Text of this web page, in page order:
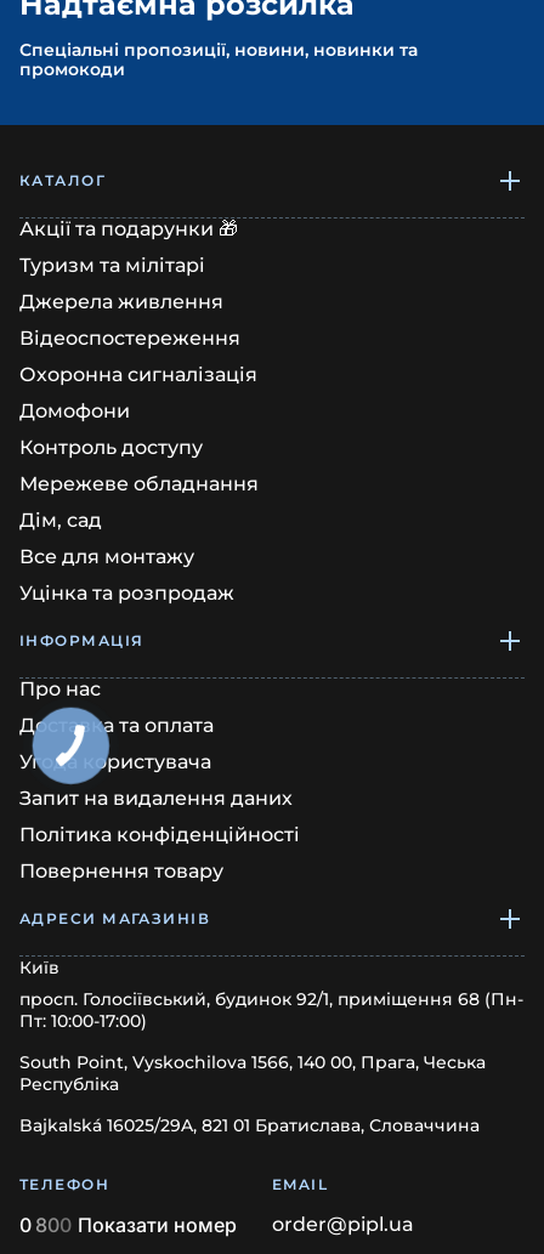
Спеціальні пропозиції, новини, новинки та
промокоди
КАТАЛОГ
Акції та подарунки 🎁
Туризм та мілітарі
Джерела живлення
Відеоспостереження
Охоронна сигналізація
Домофони
Контроль доступу
Мережеве обладнання
Дім, сад
Все для монтажу
Уцінка та розпродаж
ІНФОРМАЦІЯ
Про нас
Доставка та оплата
Угода користувача
Запит на видалення даних
Політика конфіденційності
Повернення товару
АДРЕСИ МАГАЗИНІВ
Київ
просп. Голосіївський, будинок 92/1, приміщення 68 (Пн-
Пт: 10:00-17:00)
South Point, Vyskochilova 1566, 140 00, Прага, Чеська
Республіка
Bajkalská 16025/29A, 821 01 Братислава, Словаччина
ТЕЛЕФОН
0 800 Показати номер
EMAIL
order@pipl.ua